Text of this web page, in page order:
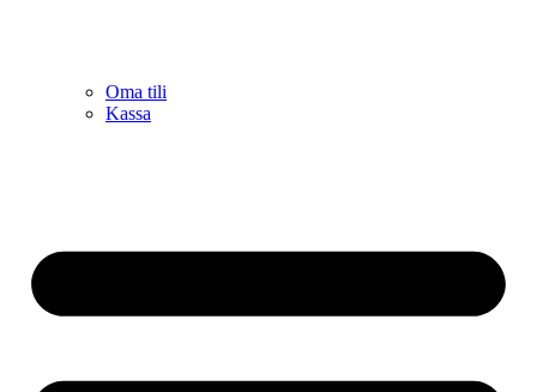
Oma tili
Kassa